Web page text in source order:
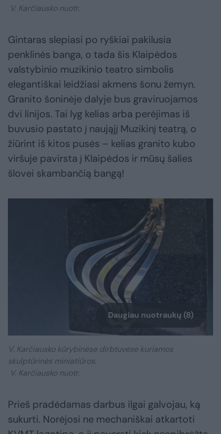
V. Karčiausko nuotr.
Gintaras slepiasi po ryškiai pakilusia
penklinės banga, o tada šis Klaipėdos
valstybinio muzikinio teatro simbolis
elegantiškai leidžiasi akmens šonu žemyn.
Granito šoninėje dalyje bus graviruojamos
dvi linijos. Tai lyg kelias arba perėjimas iš
buvusio pastato į naująjį Muzikinį teatrą, o
žiūrint iš kitos pusės – kelias granito kubo
viršuje pavirsta į Klaipėdos ir mūsų šalies
šlovei skambančią bangą!
Daugiau nuotraukų (8)
V. Karčiausko kūrybinėse dirbtuvėse kuriamos
skulptūrinės miniatiūros.
V. Karčiausko nuotr.
Prieš pradėdamas darbus ilgai galvojau, ką
sukurti. Norėjosi ne mechaniškai atkartoti